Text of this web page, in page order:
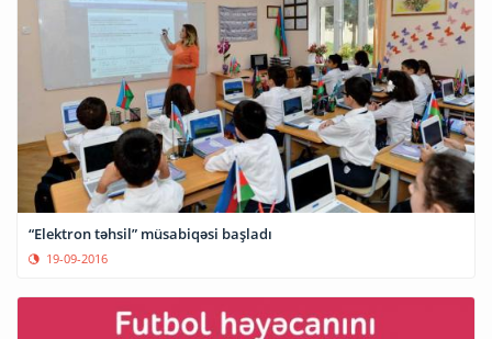
“Elektron təhsil” müsabiqəsi başladı
19-09-2016